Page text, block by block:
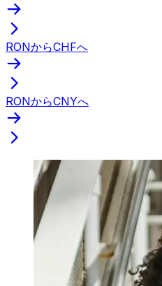
RONからCHFへ
RONからCNYへ